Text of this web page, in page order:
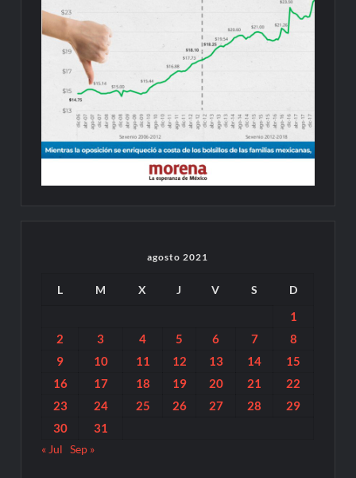
agosto 2021
L M X J V S D
1
2
3 4 5 6 7
8
9
10 11 12 13 14
15
16
17 18 19 20 21
22
23
24 25 26 27 28
29
30
31
« Jul Sep »